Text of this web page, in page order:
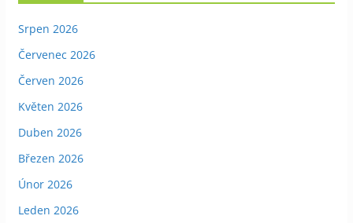
Srpen 2026
Červenec 2026
Červen 2026
Květen 2026
Duben 2026
Březen 2026
Únor 2026
Leden 2026